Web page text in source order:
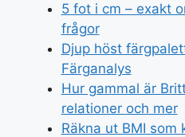
5 fot i cm – exakt
frågor
Djup höst
Färganalys
Hur gammal är
relationer och mer
Räkna ut BMI som